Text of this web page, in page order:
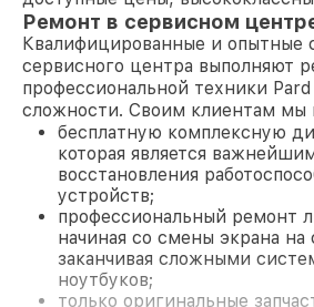
Ремонт в сервисном
Квалифицированные и опытные
сервисного центра выполняют
профессиональной техники
сложности. Своим клиентам мы
бесплатную комплексную
которая является
восстановления
устройств;
профессиональный ремонт
начиная со смены экрана на
заканчивая сложными
ноутбуков;
только оригинальные